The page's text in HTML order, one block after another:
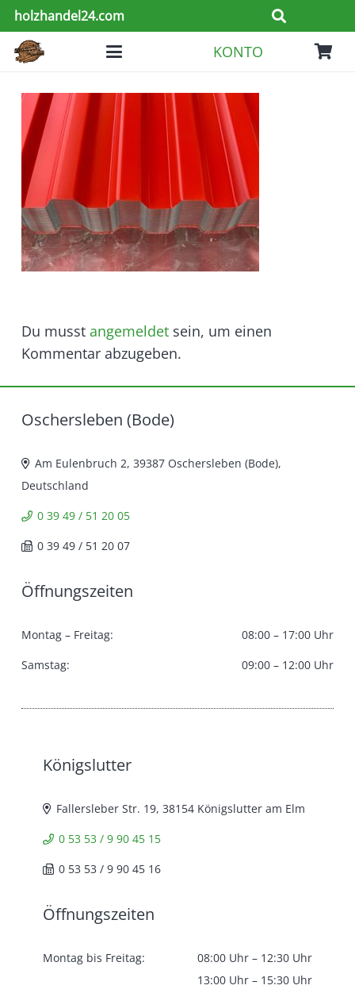
holzhandel24.com
KONTO
Du musst angemeldet sein, um einen
Kommentar abzugeben.
Oschersleben (Bode)
Am Eulenbruch 2, 39387 Oschersleben (Bode),
Deutschland
0 39 49 / 51 20 05
0 39 49 / 51 20 07
Öffnungszeiten
Montag – Freitag:
08:00 – 17:00 Uhr
Samstag:
09:00 – 12:00 Uhr
Königslutter
Fallersleber Str. 19, 38154 Königslutter am Elm
0 53 53 / 9 90 45 15
0 53 53 / 9 90 45 16
Öffnungszeiten
Montag bis Freitag:
08:00 Uhr – 12:30 Uhr
13:00 Uhr – 15:30 Uhr